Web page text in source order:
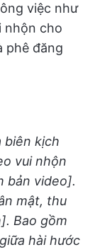
việc như
nhộn cho
phê đăng
biên kịch
vui nhộn
bản video].
mật, thu
Bao gồm
hài hước